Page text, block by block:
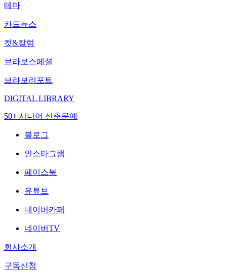
테마
카드뉴스
컷&칼럼
브라보스페셜
브라보리포트
DIGITAL LIBRARY
50+ 시니어 신춘문예
블로그
인스타그램
페이스북
유튜브
네이버카페
네이버TV
회사소개
구독신청